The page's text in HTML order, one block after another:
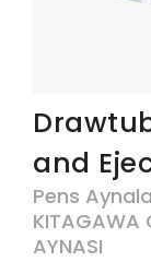
and
Pens
KITAGAWA
AYNASI